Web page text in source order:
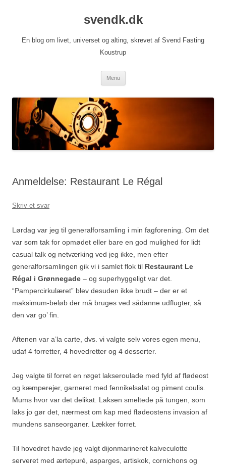
svendk.dk
En blog om livet, universet og alting, skrevet af Svend Fasting
Koustrup
Menu
Anmeldelse: Restaurant Le Régal
Skriv et svar
Lørdag var jeg til generalforsamling i min fagforening. Om det
var som tak for opmødet eller bare en god mulighed for lidt
casual talk og netværking ved jeg ikke, men efter
generalforsamlingen gik vi i samlet flok til Restaurant Le
Régal i Grønnegade – og superhyggeligt var det.
“Pampercirkulæret” blev desuden ikke brudt – der er et
maksimum-beløb der må bruges ved sådanne udflugter, så
den var go’ fin.
Aftenen var a’la carte, dvs. vi valgte selv vores egen menu,
udaf 4 forretter, 4 hovedretter og 4 desserter.
Jeg valgte til forret en røget lakseroulade med fyld af flødeost
og kæmperejer, garneret med fennikelsalat og piment coulis.
Mums hvor var det delikat. Laksen smeltede på tungen, som
laks jo gør det, nærmest om kap med flødeostens invasion af
mundens sanseorganer. Lækker forret.
Til hovedret havde jeg valgt dijonmarineret kalveculotte
serveret med ærtepuré, asparges, artiskok, cornichons og